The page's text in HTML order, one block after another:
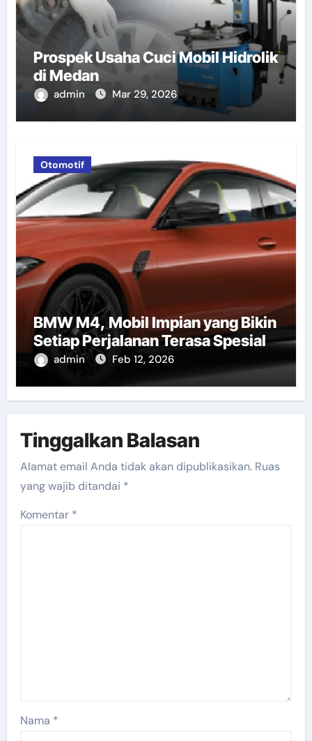
Prospek Usaha Cuci Mobil Hidrolik
di Medan
admin Mar 29, 2026
Otomotif
BMW M4, Mobil Impian yang Bikin
Setiap Perjalanan Terasa Spesial
admin Feb 12, 2026
Tinggalkan Balasan
Alamat email Anda tidak akan dipublikasikan. Ruas
yang wajib ditandai *
Komentar *
Nama *